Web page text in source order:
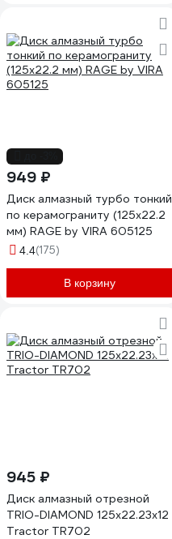
949 ₽
Диск алмазный турбо тонкий
по керамограниту (125х22.2
мм) RAGE by VIRA 605125
4.4(175)
В корзину
945 ₽
Диск алмазный отрезной
TRIO-DIAMOND 125x22.23x12
Tractor TR702